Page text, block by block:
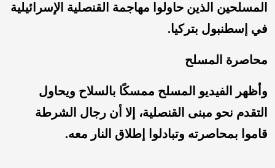
المسلحين الذين حاولوا مهاجمة القنصلية الإسرائيلية
في إسطنبول بتركيا.
محاصرة المسلح
وأظهر الفيديو المسلح ممسكًا بالسلاح ويحاول
التقدم نحو مبنى القنصلية، إلا أن رجال الشرطة
قاموا بمحاصرته وتبادلوا إطلاق النار معه.